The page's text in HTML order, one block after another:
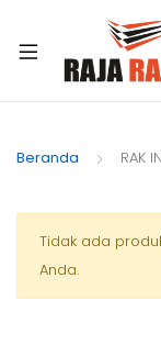
Beranda RAK
Tidak ada
Anda.